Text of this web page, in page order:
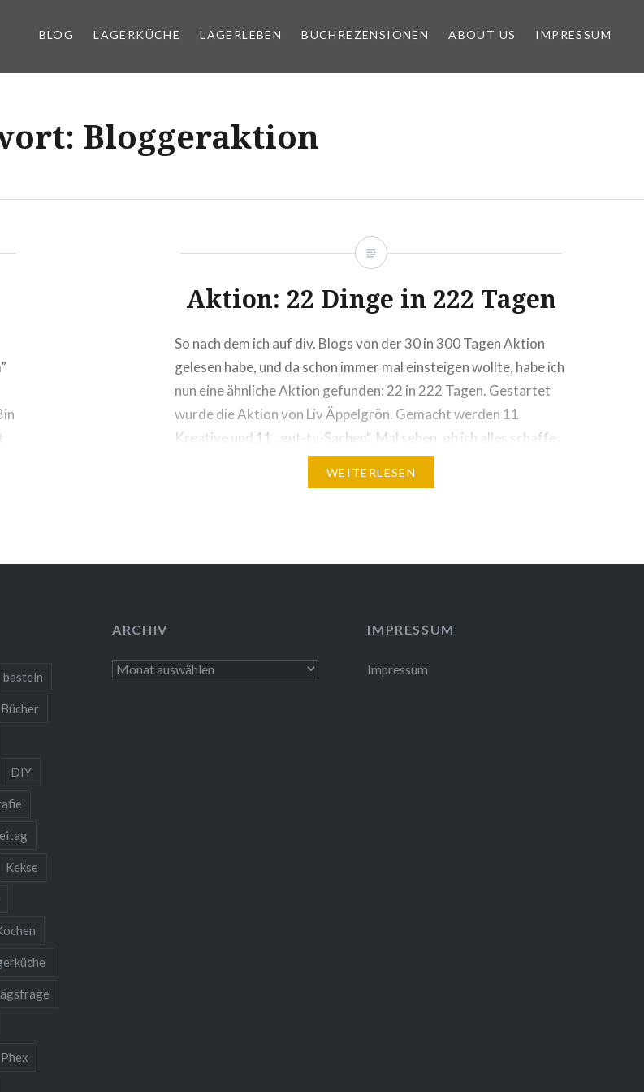
BLOG LAGERKÜCHE LAGERLEBEN BUCHREZENSIONEN ABOUT US IMPRESSUM
Bloggeraktion
Aktion: 22 Dinge in 222 Tagen
So nach dem ich auf div. Blogs von der 30 in 300 Tagen Aktion
gelesen habe, und da schon immer mal einsteigen wollte, habe ich
nun eine ähnliche Aktion gefunden: 22 in 222 Tagen. Gestartet
wurde die Aktion von Liv Äppelgrön. Gemacht werden 11
Kreative und 11 „gut-tu-Sachen“. Mal sehen, ob ich alles schaffe,
WEITERLESEN
basteln
Bücher
DIY
Kekse
Phex
ARCHIV
Archiv
IMPRESSUM
Impressum